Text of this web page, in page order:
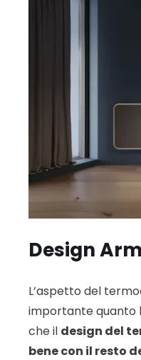
Design
L’aspetto del
importante quanto
che il design del
bene con il resto